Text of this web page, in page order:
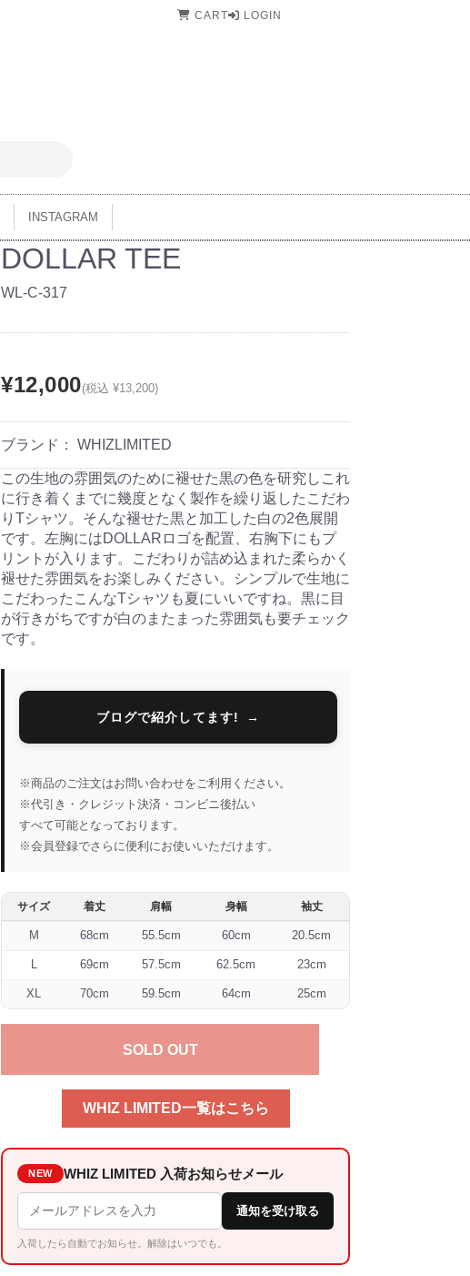
CART LOGIN
INSTAGRAM
DOLLAR TEE
WL-C-317
¥12,000(税込 ¥13,200)
ブランド： WHIZLIMITED
この生地の雰囲気のために褪せた黒の色を研究しこれ
に行き着くまでに幾度となく製作を繰り返したこだわ
りTシャツ。そんな褪せた黒と加工した白の2色展開
です。左胸にはDOLLARロゴを配置、右胸下にもプ
リントが入ります。こだわりが詰め込まれた柔らかく
褪せた雰囲気をお楽しみください。シンプルで生地に
こだわったこんなTシャツも夏にいいですね。黒に目
が行きがちですが白のまたまった雰囲気も要チェック
です。
ブログで紹介してます!
※商品のご注文はお問い合わせをご利用ください。
※代引き・クレジット決済・コンビニ後払い
すべて可能となっております。
※会員登録でさらに便利にお使いいただけます。
サイズ 着丈 肩幅 身幅 袖丈
M 68cm 55.5cm 60cm 20.5cm
L 69cm 57.5cm 62.5cm 23cm
XL 70cm 59.5cm 64cm 25cm
SOLD OUT
WHIZ LIMITED一覧はこちら
NEW WHIZ LIMITED 入荷お知らせメール
通知を受け取る
入荷したら自動でお知らせ。解除はいつでも。